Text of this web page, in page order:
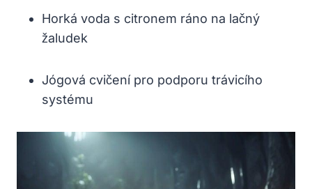
Horká voda s citronem ráno na lačný
žaludek
Jógová cvičení pro podporu trávicího
systému